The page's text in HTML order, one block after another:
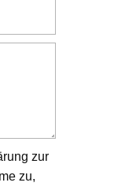
zur
zu,